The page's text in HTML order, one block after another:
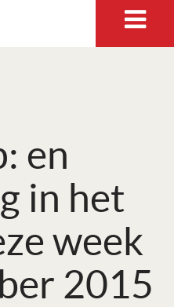
en
in het
week
2015